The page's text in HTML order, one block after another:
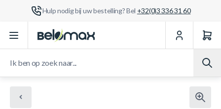
Hulp nodig bij uw bestelling? Bel +32(0)3 336 31 60
Ga naar de inhoud